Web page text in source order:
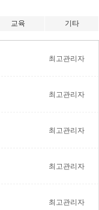
교육 기타
최고관리자
최고관리자
최고관리자
최고관리자
최고관리자